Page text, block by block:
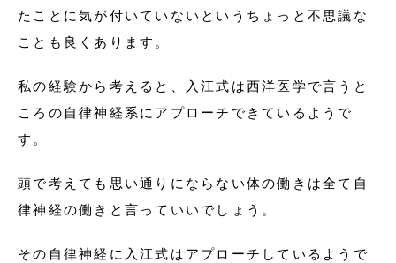
たことに気が付いていないというちょっと不思議な
ことも良くあります。
私の経験から考えると、入江式は西洋医学で言うと
ころの自律神経系にアプローチできているようで
す。
頭で考えても思い通りにならない体の働きは全て自
律神経の働きと言っていいでしょう。
その自律神経に入江式はアプローチしているようで